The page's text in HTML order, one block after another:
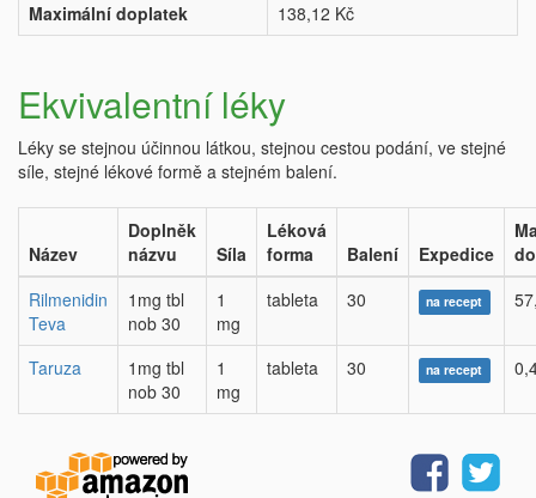
Maximální doplatek
138,12 Kč
Ekvivalentní léky
Léky se stejnou účinnou látkou, stejnou cestou podání, ve stejné
síle, stejné lékové formě a stejném balení.
Název
Doplněk
názvu
Síla
Léková
forma
Balení Expedice
Rilmenidin
Teva
1mg tbl
nob 30
1
mg
tableta 30 na recept
Taruza
1mg tbl
nob 30
1
mg
tableta 30 na recept